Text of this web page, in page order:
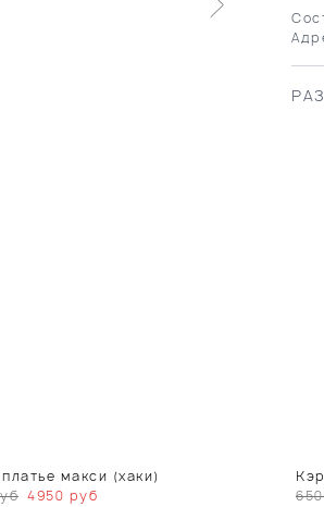
макси (хаки)
4950 руб